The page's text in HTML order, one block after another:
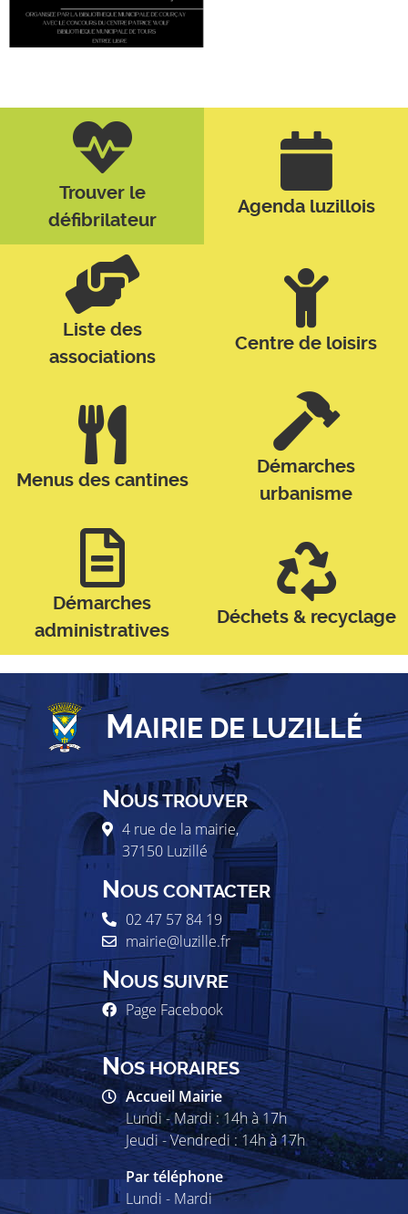
Trouver le
défibrilateur
Agenda luzillois
Liste des
associations
Centre de loisirs
Menus des cantines
Démarches
urbanisme
Démarches
administratives
Déchets & recyclage
MAIRIE DE LUZILLÉ
NOUS TROUVER
4 rue de la mairie,
37150 Luzillé
NOUS CONTACTER
02 47 57 84 19
mairie@luzille.fr
NOUS SUIVRE
Page Facebook
NOS HORAIRES
Accueil Mairie
Lundi - Mardi : 14h à 17h
Jeudi - Vendredi : 14h à 17h
Par téléphone
Lundi - Mardi